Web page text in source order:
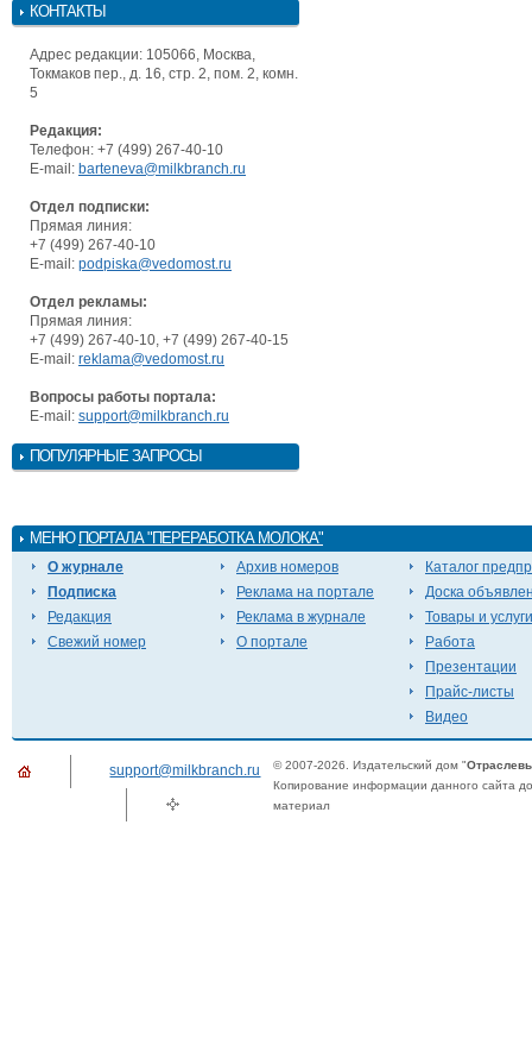
КОНТАКТЫ
Адрес редакции: 105066, Москва,
Токмаков пер., д. 16, стр. 2, пом. 2, комн.
5
Редакция:
Телефон: +7 (499) 267-40-10
E-mail: barteneva@milkbranch.ru
Отдел подписки:
Прямая линия:
+7 (499) 267-40-10
E-mail: podpiska@vedomost.ru
Отдел рекламы:
Прямая линия:
+7 (499) 267-40-10, +7 (499) 267-40-15
E-mail: reklama@vedomost.ru
Вопросы работы портала:
E-mail: support@milkbranch.ru
ПОПУЛЯРНЫЕ ЗАПРОСЫ
МЕНЮ ПОРТАЛА "ПЕРЕРАБОТКА МОЛОКА"
О журнале
Подписка
Редакция
Свежий номер
Архив номеров
Реклама на портале
Реклама в журнале
О портале
Каталог
Доска
Товары и услуги
Работа
Презентации
Прайс-листы
Видео
support@milkbranch.ru © 2007-2026. Издательский дом "
Копирование информации данного сайта
материал